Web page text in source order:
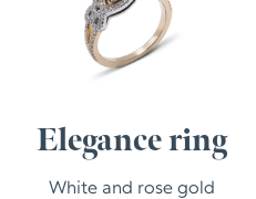
Elegance ring
White and rose gold